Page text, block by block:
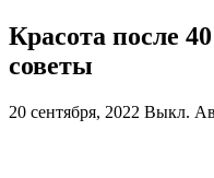
Красота после
советы
20 сентября, 2022 Выкл.